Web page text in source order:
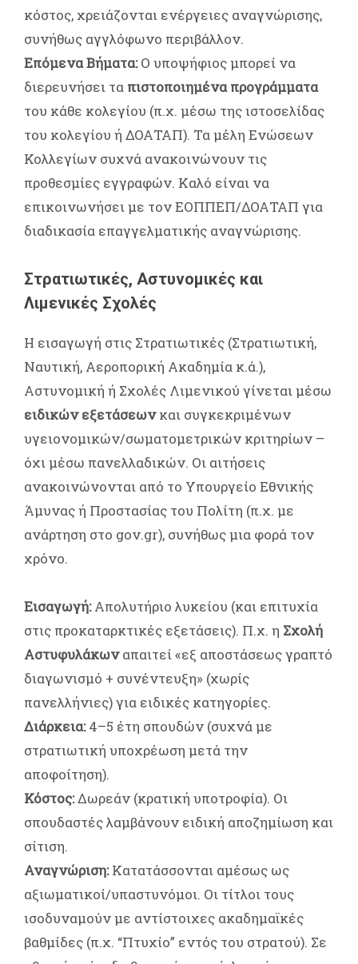
κόστος, χρειάζονται ενέργειες αναγνώρισης,
συνήθως αγγλόφωνο περιβάλλον.
Επόμενα Βήματα:Ο υποψήφιος μπορεί να
διερευνήσει τα πιστοποιημένα προγράμματα
του κάθε κολεγίου (π.χ. μέσω της ιστοσελίδας
του κολεγίου ή ΔΟΑΤΑΠ). Τα μέλη Ενώσεων
Κολλεγίων συχνά ανακοινώνουν τις
προθεσμίες εγγραφών. Καλό είναι να
επικοινωνήσει με τον ΕΟΠΠΕΠ/ΔΟΑΤΑΠ για
διαδικασία επαγγελματικής αναγνώρισης.
Στρατιωτικές, Αστυνομικές και
Λιμενικές Σχολές
Η εισαγωγή στις Στρατιωτικές (Στρατιωτική,
Ναυτική, Αεροπορική Ακαδημία κ.ά.),
Αστυνομική ή Σχολές Λιμενικού γίνεται μέσω
ειδικών εξετάσεωνκαι συγκεκριμένων
υγειονομικών/σωματομετρικών κριτηρίων –
όχι μέσω πανελλαδικών. Οι αιτήσεις
ανακοινώνονται από το Υπουργείο Εθνικής
Άμυνας ή Προστασίας του Πολίτη (π.χ. με
ανάρτηση στο gov.gr), συνήθως μια φορά τον
χρόνο.
Εισαγωγή:Απολυτήριο λυκείου (και επιτυχία
στις προκαταρκτικές εξετάσεις). Π.χ. η Σχολή
Αστυφυλάκωναπαιτεί «εξ αποστάσεως γραπτό
διαγωνισμό + συνέντευξη» (χωρίς
πανελλήνιες) για ειδικές κατηγορίες.
Διάρκεια:4–5 έτη σπουδών (συχνά με
στρατιωτική υποχρέωση μετά την
αποφοίτηση).
Κόστος:Δωρεάν (κρατική υποτροφία). Οι
σπουδαστές λαμβάνουν ειδική αποζημίωση και
σίτιση.
Αναγνώριση:Κατατάσσονται αμέσως ως
αξιωματικοί/υπαστυνόμοι. Οι τίτλοι τους
ισοδυναμούν με αντίστοιχες ακαδημαϊκές
βαθμίδες (π.χ. “Πτυχίο” εντός του στρατού). Σε